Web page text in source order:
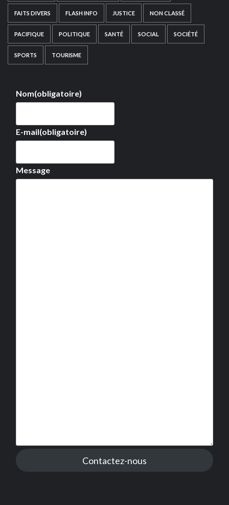
FAITS DIVERS FLASH INFO JUSTICE NON CLASSÉ
PACIFIQUE POLITIQUE SANTÉ SOCIAL SOCIÉTÉ
SPORTS TOURISME
Nom(obligatoire)
E-mail(obligatoire)
Message
Contactez-nous